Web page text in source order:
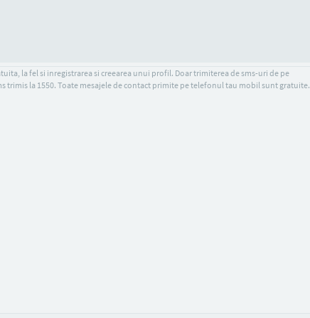
la fel si inregistrarea si creearea unui profil. Doar trimiterea de sms-uri de pe
trimis la 1550. Toate mesajele de contact primite pe telefonul tau mobil sunt gratuite.